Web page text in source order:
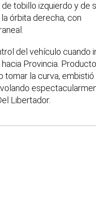
tobillo izquierdo y de
órbita derecha, con
del vehículo cuando
Provincia.
tomar la curva, embistió
Libertador.